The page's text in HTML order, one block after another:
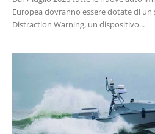
Europea dovranno essere dotate di
Distraction Warning, un dispositivo...